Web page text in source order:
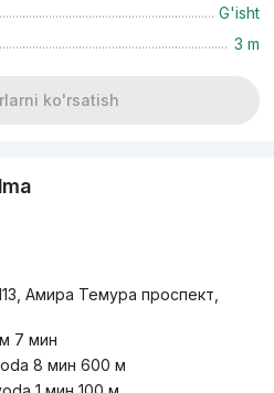
Resident»
(98) 301...
G'isht
3 m
ko'rsatish
Амира Темура проспект,
7 мин
8 мин 600 м